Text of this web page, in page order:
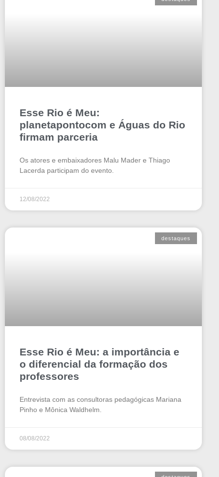
Esse Rio é Meu:
planetapontocom e Águas do Rio
firmam parceria
Os atores e embaixadores Malu Mader e Thiago
Lacerda participam do evento.
12/08/2022
destaques
Esse Rio é Meu: a importância e
o diferencial da formação dos
professores
Entrevista com as consultoras pedagógicas Mariana
Pinho e Mônica Waldhelm.
08/08/2022